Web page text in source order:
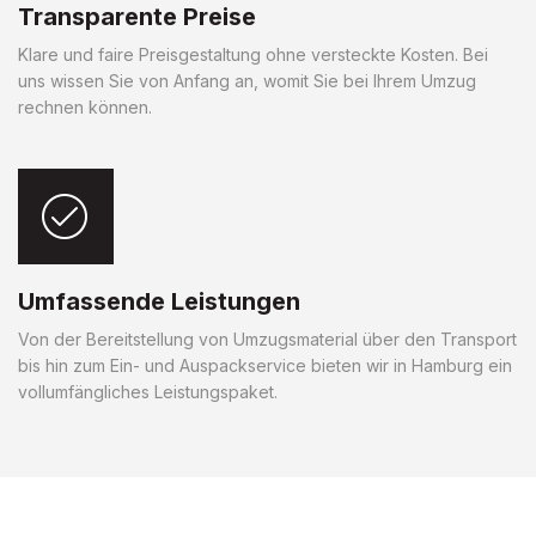
Transparente Preise
Klare und faire Preisgestaltung ohne versteckte Kosten. Bei
uns wissen Sie von Anfang an, womit Sie bei Ihrem Umzug
rechnen können.
Umfassende Leistungen
Von der Bereitstellung von Umzugsmaterial über den Transport
bis hin zum Ein- und Auspackservice bieten wir in Hamburg ein
vollumfängliches Leistungspaket.